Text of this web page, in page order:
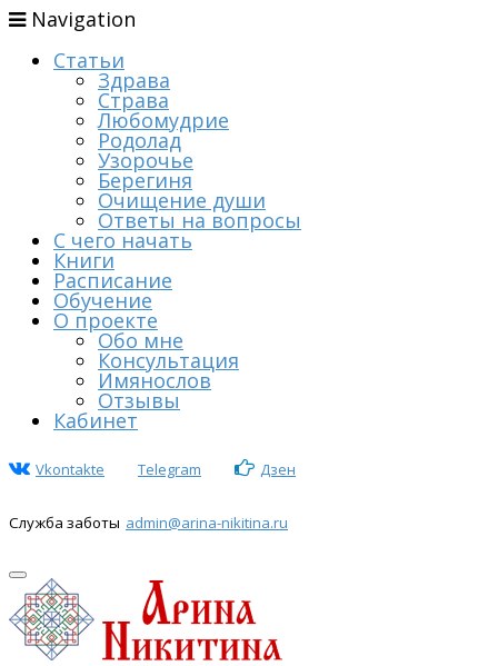
Navigation
Статьи
Здрава
Страва
Любомудрие
Родолад
Узорочье
Берегиня
Очищение души
Ответы на вопросы
С чего начать
Книги
Расписание
Обучение
О проекте
Обо мне
Консультация
Имянослов
Отзывы
Кабинет
Vkontakte Telegram Дзен
Служба заботы admin@arina-nikitina.ru